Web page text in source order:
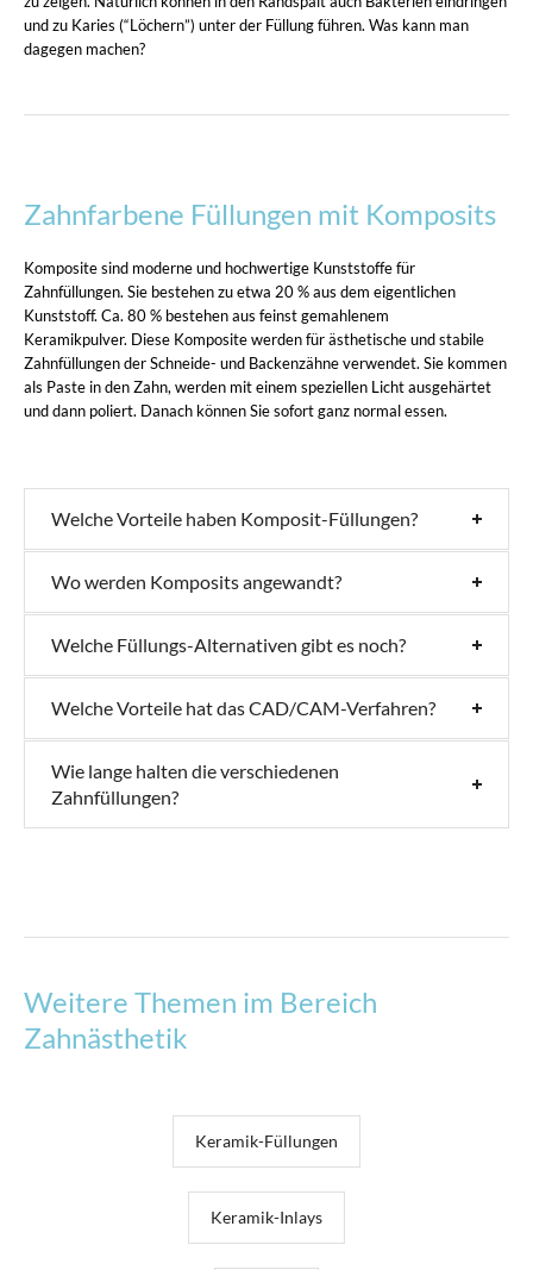
und zu Karies (“Löchern”) unter der Füllung führen. Was kann man
dagegen machen?
Zahnfarbene Füllungen mit Komposits
Komposite sind moderne und hochwertige Kunststoffe für
Zahnfüllungen. Sie bestehen zu etwa 20 % aus dem eigentlichen
Kunststoff. Ca. 80 % bestehen aus feinst gemahlenem
Keramikpulver. Diese Komposite werden für ästhetische und stabile
Zahnfüllungen der Schneide- und Backenzähne verwendet. Sie kommen
als Paste in den Zahn, werden mit einem speziellen Licht ausgehärtet
und dann poliert. Danach können Sie sofort ganz normal essen.
Welche Vorteile haben Komposit-Füllungen?
Wo werden Komposits angewandt?
Welche Füllungs-Alternativen gibt es noch?
Welche Vorteile hat das CAD/CAM-Verfahren?
Wie lange halten die verschiedenen
Zahnfüllungen?
Weitere Themen im Bereich
Zahnästhetik
Keramik-Füllungen
Keramik-Inlays